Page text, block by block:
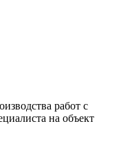
работ с
на объект